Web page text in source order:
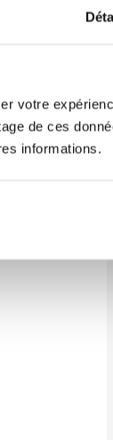
votre
de ces
informations.